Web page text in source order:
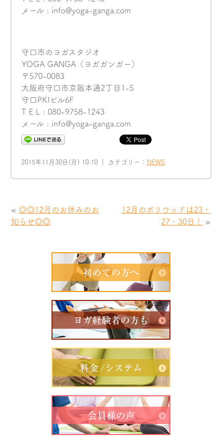
メール : info@yoga-ganga.com
守口市のヨガスタジオ
YOGA GANGA（ヨガガンガー）
〒570-0083
大阪府守口市京阪本通2丁目1-5
守口PKIビル6F
T E L : 080-9758-1243
メール : info@yoga-ganga.com
2015年11月30日(月) 10:10 ｜ カテゴリー： NEWS
« ◎◎12月のお休みのお
知らせ◎◎
12月のボリウッドは23・
27・30日！
»